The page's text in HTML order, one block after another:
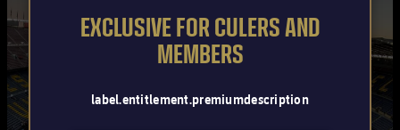
plusicon
label.aria.plus
バルサアカデミー
スケジュール
バルサAtlètic
plusicon
label.aria.plus
EXCLUSIVE FOR CULERS AND
MEMBERS
label.entitlement.premiumdescription